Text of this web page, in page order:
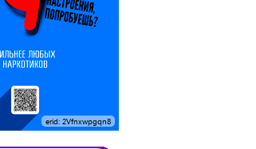
erid: 2Vfnxwpgqn8